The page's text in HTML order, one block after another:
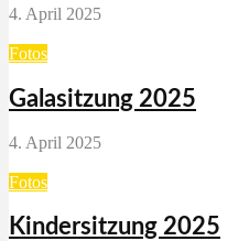
4. April 2025
Fotos
Galasitzung 2025
4. April 2025
Fotos
Kindersitzung 2025